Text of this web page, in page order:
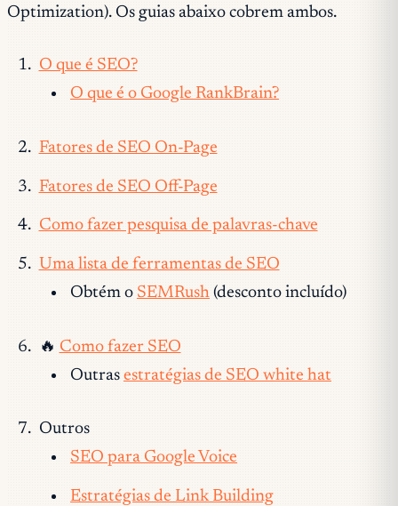
Optimization). Os guias abaixo cobrem ambos.
O que é SEO?
O que é o Google RankBrain?
Fatores de SEO On-Page
Fatores de SEO Off-Page
Como fazer pesquisa de palavras-chave
Uma lista de ferramentas de SEO
Obtém o SEMRush (desconto incluído)
🔥 Como fazer SEO
Outrasestratégias de SEO white hat
Outros
SEO para Google Voice
Estratégias de Link Building